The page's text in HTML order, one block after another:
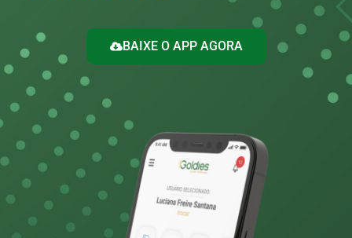
BAIXE O APP AGORA